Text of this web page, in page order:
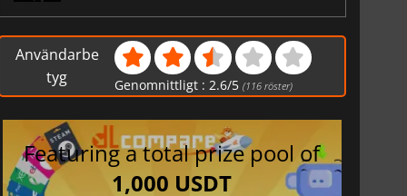
Användarbe
tyg
Genomnittligt :2.6/5 (116 röster)
Featuring a total prize pool of
1,000 USDT